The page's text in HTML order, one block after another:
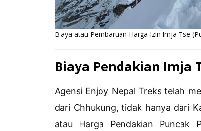
Biaya atau Pembaruan Harga Izin Imja Tse
Biaya Pendakian Imja
Agensi Enjoy Nepal Treks telah
dari Chhukung, tidak hanya dari
atau Harga Pendakian Puncak